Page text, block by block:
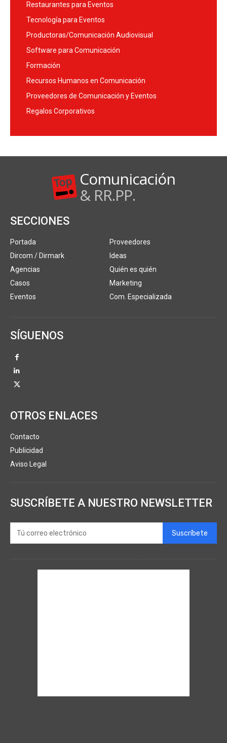
Restaurantes para Eventos
Tecnología para Eventos
Productoras/Comunicación Audiovisual
Software para Comunicación
Formación
Recursos Humanos en Comunicación
Proveedores de Comunicación y Eventos
Regalos Corporativos
Comunicación
& RR.PP.
SECCIONES
Portada
Dircom / Dirmark
Agencias
Casos
Eventos
Proveedores
Ideas
Quién es quién
Marketing
Com. Especializada
SÍGUENOS
OTROS ENLACES
Contacto
Publicidad
Aviso Legal
SUSCRÍBETE A NUESTRO NEWSLETTER
Suscríbete